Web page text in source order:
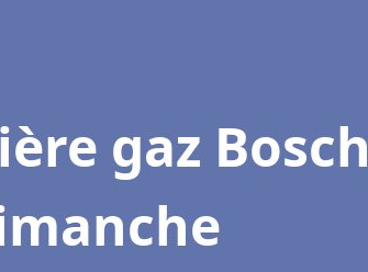
gaz Bosch